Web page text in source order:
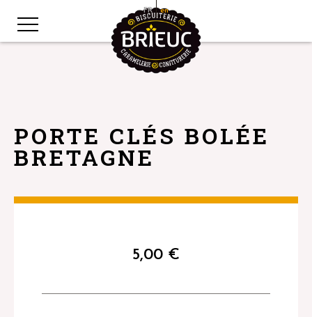
FR en
PORTE CLÉS BOLÉE
BRETAGNE
5,00 €